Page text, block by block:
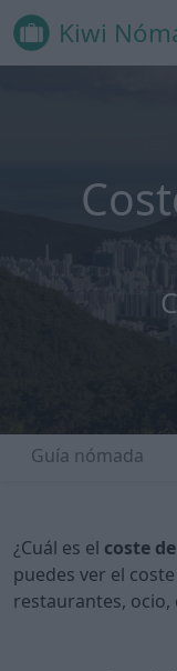
Kiwi
Guía nómada
¿Cuál es el coste
puedes ver el
restaurantes, ocio,